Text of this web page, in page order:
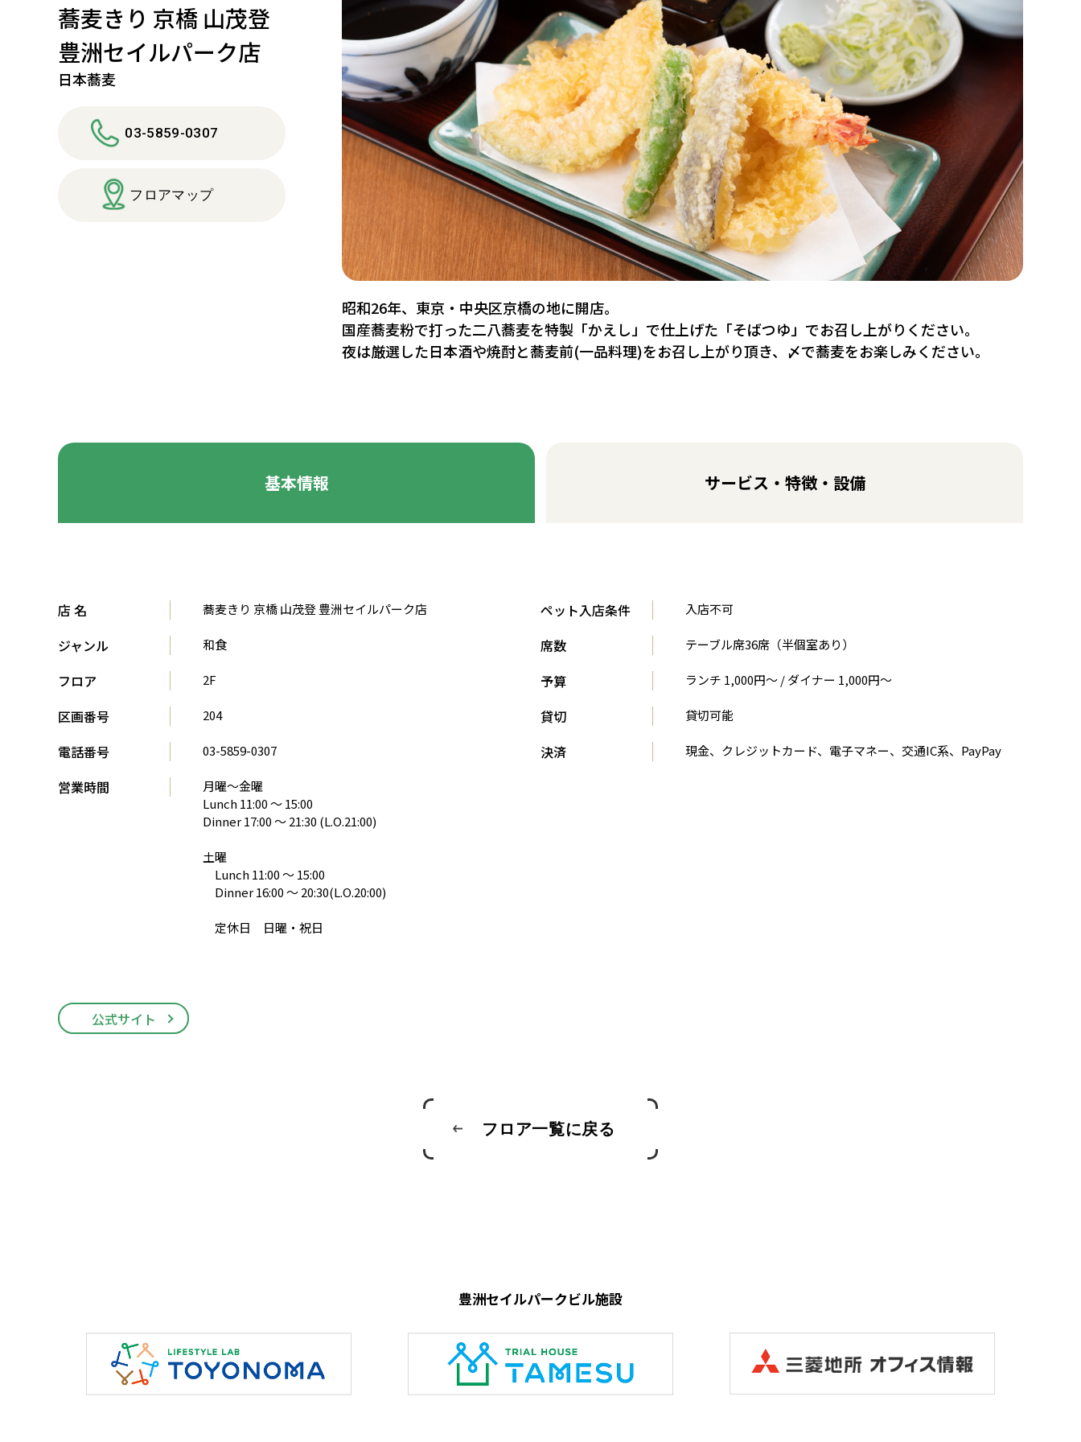
蕎麦きり 京橋 山茂登
豊洲セイルパーク店
日本蕎麦
03-5859-0307
フロアマップ
昭和26年、東京・中央区京橋の地に開店。
国産蕎麦粉で打った二八蕎麦を特製「かえし」で仕上げた「そばつゆ」でお召し上がりください。
夜は厳選した日本酒や焼酎と蕎麦前(一品料理)をお召し上がり頂き、〆で蕎麦をお楽しみください。
基本情報 サービス・特徴・設備
店 名 蕎麦きり 京橋 山茂登 豊洲セイルパーク店
ジャンル 和食
フロア 2F
区画番号 204
電話番号 03-5859-0307
営業時間
月曜～金曜
Lunch 11:00 ～ 15:00
Dinner 17:00 ～ 21:30 (L.O.21:00)
土曜
Lunch 11:00 ～ 15:00
Dinner 16:00 ～ 20:30(L.O.20:00)
定休日 日曜・祝日
ペット入店条件 入店不可
席数 テーブル席36席（半個室あり）
予算 ランチ 1,000円〜 / ダイナー 1,000円〜
貸切 貸切可能
決済 現金、クレジットカード、電子マネー、交通IC系、PayPay
公式サイト
フロア一覧に戻る
豊洲セイルパークビル施設